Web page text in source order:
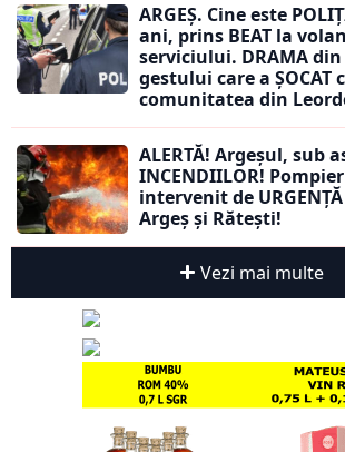
ARGEȘ. Cine este
ani, prins BEAT la
serviciului. DRAMA
gestului care a ȘOCAT
comunitatea din
ALERTĂ! Argeșul, sub
INCENDIILOR!
intervenit de
Argeș și Rătești!
Vezi mai multe